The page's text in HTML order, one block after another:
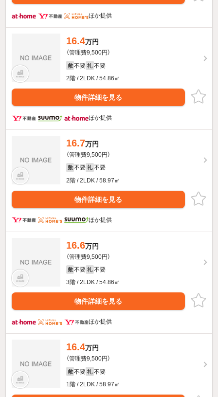
ほか提供
16.4万円
（管理費9,500円）
敷 不要 礼 不要
2階 / 2LDK / 54.86㎡
物件詳細を見る
ほか提供
16.7万円
（管理費9,500円）
敷 不要 礼 不要
2階 / 2LDK / 58.97㎡
物件詳細を見る
ほか提供
16.6万円
（管理費9,500円）
敷 不要 礼 不要
3階 / 2LDK / 54.86㎡
物件詳細を見る
ほか提供
16.4万円
（管理費9,500円）
敷 不要 礼 不要
1階 / 2LDK / 58.97㎡